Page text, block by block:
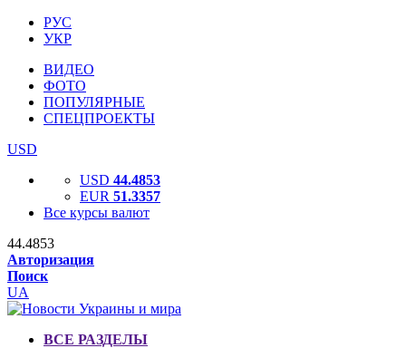
РУС
УКР
ВИДЕО
ФОТО
ПОПУЛЯРНЫЕ
СПЕЦПРОЕКТЫ
USD
USD 44.4853
EUR 51.3357
Все курсы валют
44.4853
Авторизация
Поиск
UA
ВСЕ РАЗДЕЛЫ